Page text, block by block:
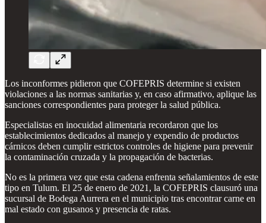
Los inconformes pidieron que COFEPRIS determine si existen
violaciones a las normas sanitarias y, en caso afirmativo, aplique las
sanciones correspondientes para proteger la salud pública.
Especialistas en inocuidad alimentaria recordaron que los
establecimientos dedicados al manejo y expendio de productos
cárnicos deben cumplir estrictos controles de higiene para prevenir
la contaminación cruzada y la propagación de bacterias.
No es la primera vez que esta cadena enfrenta señalamientos de este
tipo en Tulum. El 25 de enero de 2021, la COFEPRIS clausuró una
sucursal de Bodega Aurrera en el municipio tras encontrar carne en
mal estado con gusanos y presencia de ratas.